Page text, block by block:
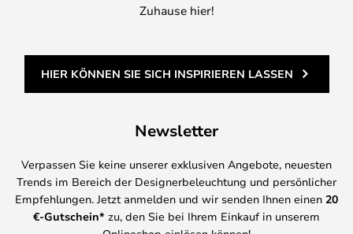
Zuhause hier!
HIER KÖNNEN SIE SICH INSPIRIEREN LASSEN
Newsletter
Verpassen Sie keine unserer exklusiven Angebote, neuesten
Trends im Bereich der Designerbeleuchtung und persönlicher
Empfehlungen. Jetzt anmelden und wir senden Ihnen einen 20
€-Gutschein* zu, den Sie bei Ihrem Einkauf in unserem